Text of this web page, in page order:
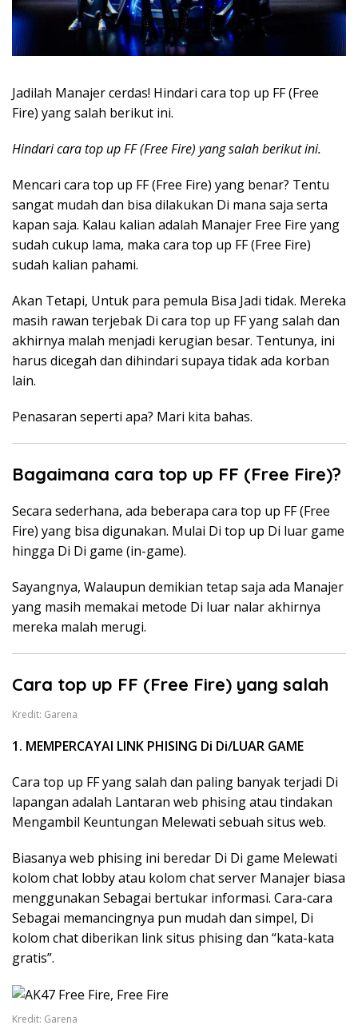
Jadilah Manajer cerdas! Hindari cara top up FF (Free
Fire) yang salah berikut ini.
Hindari cara top up FF (Free Fire) yang salah berikut ini.
Mencari cara top up FF (Free Fire) yang benar? Tentu
sangat mudah dan bisa dilakukan Di mana saja serta
kapan saja. Kalau kalian adalah Manajer Free Fire yang
sudah cukup lama, maka cara top up FF (Free Fire)
sudah kalian pahami.
Akan Tetapi, Untuk para pemula Bisa Jadi tidak. Mereka
masih rawan terjebak Di cara top up FF yang salah dan
akhirnya malah menjadi kerugian besar. Tentunya, ini
harus dicegah dan dihindari supaya tidak ada korban
lain.
Penasaran seperti apa? Mari kita bahas.
Bagaimana cara top up FF (Free Fire)?
Secara sederhana, ada beberapa cara top up FF (Free
Fire) yang bisa digunakan. Mulai Di top up Di luar game
hingga Di Di game (in-game).
Sayangnya, Walaupun demikian tetap saja ada Manajer
yang masih memakai metode Di luar nalar akhirnya
mereka malah merugi.
Cara top up FF (Free Fire) yang salah
Kredit: Garena
1. MEMPERCAYAI LINK PHISING Di Di/LUAR GAME
Cara top up FF yang salah dan paling banyak terjadi Di
lapangan adalah Lantaran web phising atau tindakan
Mengambil Keuntungan Melewati sebuah situs web.
Biasanya web phising ini beredar Di Di game Melewati
kolom chat lobby atau kolom chat server Manajer biasa
menggunakan Sebagai bertukar informasi. Cara-cara
Sebagai memancingnya pun mudah dan simpel, Di
kolom chat diberikan link situs phising dan “kata-kata
gratis”.
Kredit: Garena